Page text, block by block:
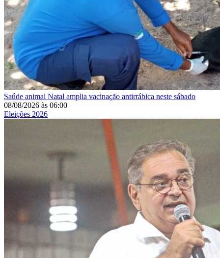
Saúde animal Natal amplia vacinação antirrábica neste sábado
08/08/2026 às 06:00
Eleições 2026